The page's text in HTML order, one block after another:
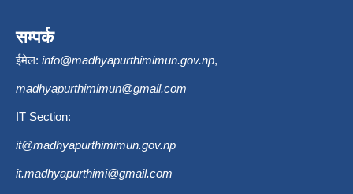
सम्पर्क
ईमेल: info@madhyapurthimimun.gov.np,
madhyapurthimimun@gmail.com
IT Section:
it@madhyapurthimimun.gov.np
it.madhyapurthimi@gmail.com